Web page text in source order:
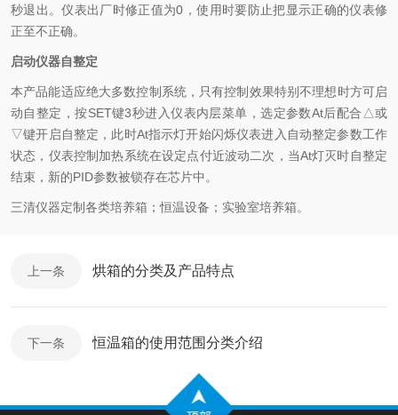
秒退出。仪表出厂时修正值为0，使用时要防止把显示正确的仪表修
正至不正确。
启动仪器自整定
本产品能适应绝大多数控制系统，只有控制效果特别不理想时方可启
动自整定，按SET键3秒进入仪表内层菜单，选定参数At后配合△或
▽键开启自整定，此时At指示灯开始闪烁仪表进入自动整定参数工作
状态，仪表控制加热系统在设定点付近波动二次，当At灯灭时自整定
结束，新的PID参数被锁存在芯片中。
三清仪器定制各类培养箱；恒温设备；实验室培养箱。
上一条 烘箱的分类及产品特点
下一条 恒温箱的使用范围分类介绍